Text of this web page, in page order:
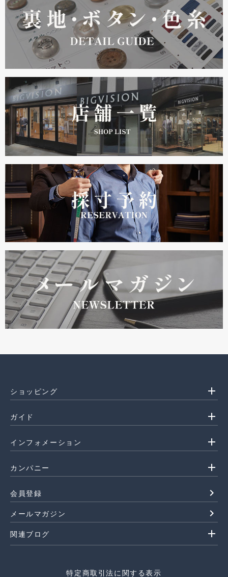
ショッピング add
ガイド add
インフォメーション add
カンパニー add
会員登録 navigate_next
メールマガジン navigate_next
関連ブログ add
特定商取引法に関する表示